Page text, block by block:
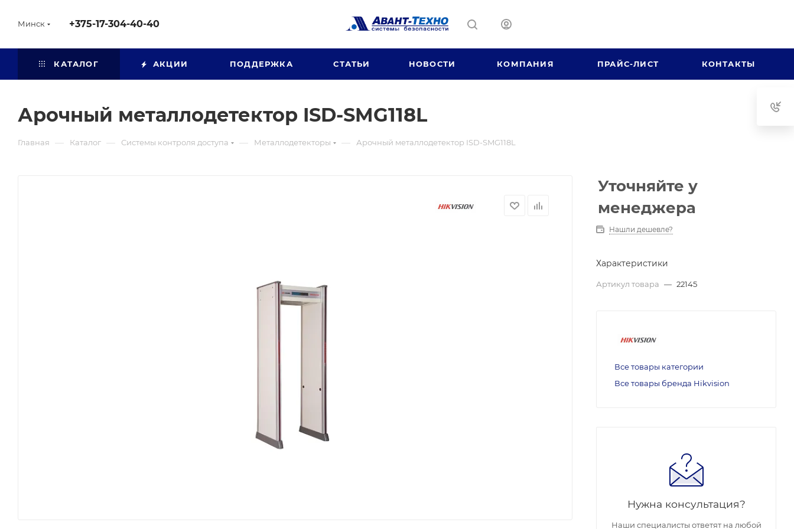
Минск +375-17-304-40-40
КАТАЛОГ АКЦИИ ПОДДЕРЖКА СТАТЬИ НОВОСТИ КОМПАНИЯ ПРАЙС-ЛИСТ КОНТАКТЫ
Арочный металлодетектор ISD-SMG118L
Главная — Каталог — Системы контроля доступа — Металлодетекторы — Арочный металлодетектор ISD-SMG118L
Уточняйте у
менеджера
Нашли дешевле?
Характеристики
Артикул товара — 22145
Все товары категории
Все товары бренда Hikvision
Нужна консультация?
Наши специалисты ответят на любой